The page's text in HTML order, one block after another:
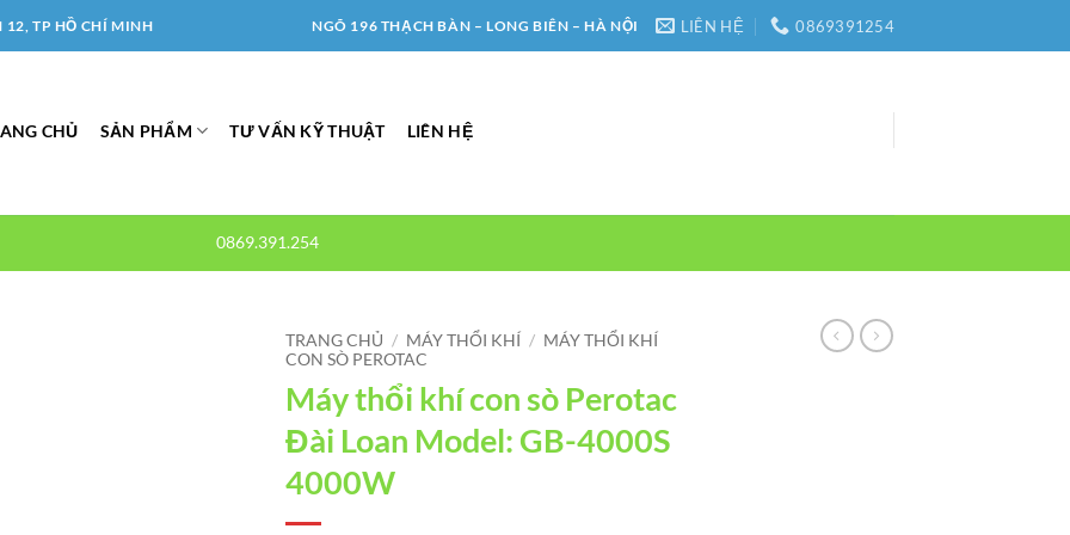
TP HỒ CHÍ MINH NGÕ 196 THẠCH BÀN – LONG BIÊN – HÀ NỘI LIÊN HỆ 0869391254
CHỦ SẢN PHẨM TƯ VẤN KỸ THUẬT LIÊN HỆ
0869.391.254
TRANG CHỦ / MÁY THỔI KHÍ / MÁY THỔI KHÍ
CON SÒ PEROTAC
Máy thổi khí con sò Perotac
Đài Loan Model: GB-4000S
4000W